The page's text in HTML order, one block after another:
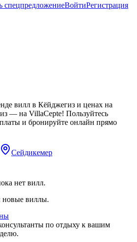
спецпредложениеВойтиРегистрация
вилл в Кёйджегиз и ценах на
— на VillaCepte! Пользуйтесь
и бронируйте онлайн прямо
Сейдикемер
нет вилл.
новые виллы.
по отдыху к вашим